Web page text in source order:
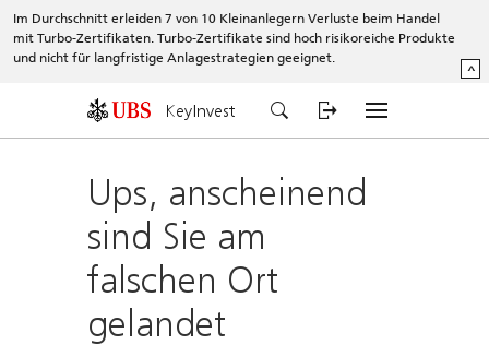
Im Durchschnitt erleiden 7 von 10 Kleinanlegern Verluste beim Handel
mit Turbo-Zertifikaten. Turbo-Zertifikate sind hoch risikoreiche Produkte
und nicht für langfristige Anlagestrategien geeignet.
^
KeyInvest
Ups, anscheinend
sind Sie am
falschen Ort
gelandet